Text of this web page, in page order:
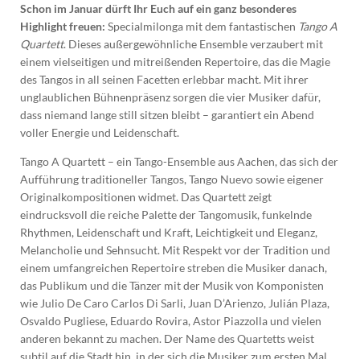
Schon im Januar dürft Ihr Euch auf ein ganz besonderes
Highlight freuen: Specialmilonga mit dem fantastischen Tango A
Quartett. Dieses außergewöhnliche Ensemble verzaubert mit
einem vielseitigen und mitreißenden Repertoire, das die Magie
des Tangos in all seinen Facetten erlebbar macht. Mit ihrer
unglaublichen Bühnenpräsenz sorgen die vier Musiker dafür,
dass niemand lange still sitzen bleibt – garantiert ein Abend
voller Energie und Leidenschaft.
Tango A Quartett – ein Tango-Ensemble aus Aachen, das sich der
Aufführung traditioneller Tangos, Tango Nuevo sowie eigener
Originalkompositionen widmet. Das Quartett zeigt
eindrucksvoll die reiche Palette der Tangomusik, funkelnde
Rhythmen, Leidenschaft und Kraft, Leichtigkeit und Eleganz,
Melancholie und Sehnsucht. Mit Respekt vor der Tradition und
einem umfangreichen Repertoire streben die Musiker danach,
das Publikum und die Tänzer mit der Musik von Komponisten
wie Julio De Caro Carlos Di Sarli, Juan D’Arienzo, Julián Plaza,
Osvaldo Pugliese, Eduardo Rovira, Astor Piazzolla und vielen
anderen bekannt zu machen. Der Name des Quartetts weist
subtil auf die Stadt hin, in der sich die Musiker zum ersten Mal